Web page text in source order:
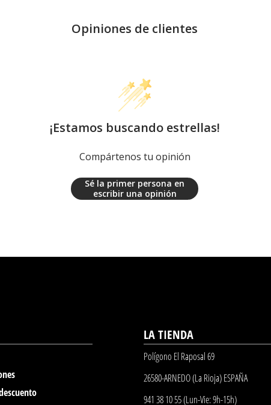
Opiniones de clientes
¡Estamos buscando estrellas!
Compártenos tu opinión
Sé la primer persona en
escribir una opinión
LA TIENDA
Polígono El Raposal 69
26580-ARNEDO (La Rioja) ESPAÑA
941 38 10 55 (Lun-Vie: 9h-15h)